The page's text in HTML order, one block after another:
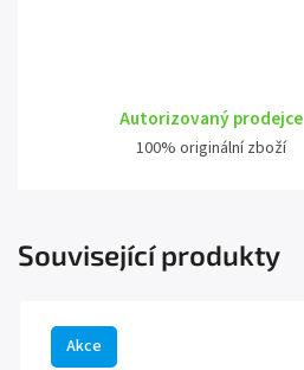
Autorizovaný prodejce
100% originální zboží
Související produkty
Akce